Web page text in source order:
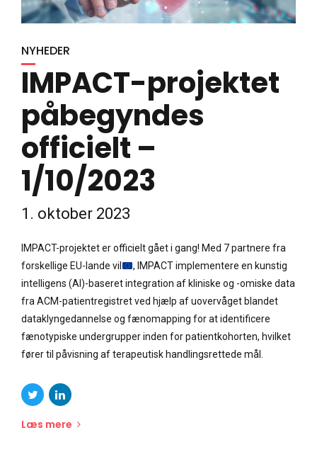
NYHEDER
IMPACT-projektet
påbegyndes
officielt –
1/10/2023
1. oktober 2023
IMPACT-projektet er officielt gået i gang! Med 7 partnere fra
forskellige EU-lande vil
, IMPACT implementere en kunstig
intelligens (AI)-baseret integration af kliniske og -omiske data
fra ACM-patientregistret ved hjælp af uovervåget blandet
dataklyngedannelse og fænomapping for at identificere
fænotypiske undergrupper inden for patientkohorten, hvilket
fører til påvisning af terapeutisk handlingsrettede mål.
Læs mere